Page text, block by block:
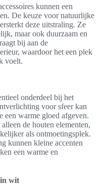
kunnen een
De keuze voor natuurlijke
deze uitstraling. Ze
maar ook duurzaam en
bij aan de
waardoor het een plek
voelt.
onderdeel bij het
voor sfeer kan
een warme gloed afgeven.
de houten elementen,
als ontmoetingsplek.
kunnen kleine accenten
een warme en
wit